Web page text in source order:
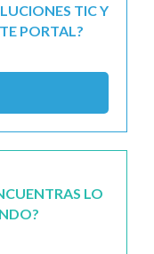
TIC Y
PORTAL?
LO